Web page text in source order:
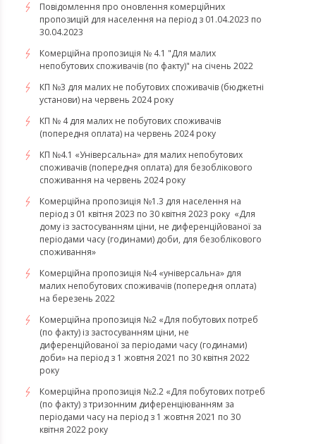
Повідомлення про оновлення комерційних
пропозицій для населення на період з 01.04.2023 по
30.04.2023
Комерційна пропозиція № 4.1 "Для малих
непобутових споживачів (по факту)" на січень 2022
КП №3 для малих не побутових споживачів (бюджетні
установи) на червень 2024 року
КП № 4 для малих не побутових споживачів
(попередня оплата) на червень 2024 року
КП №4.1 «Універсальна» для малих непобутових
споживачів (попередня оплата) для безоблікового
споживання на червень 2024 року
​​​​​​​Комерційна пропозиція №1.3 для населення на
період з 01 квітня 2023 по 30 квітня 2023 року «Для
дому із застосуванням ціни, не диференційованої за
періодами часу (годинами) доби, для безоблікового
споживання»
​​​​​​​Комерційна пропозиція №4 «універсальна» для
малих непобутових споживачів (попередня оплата)
на березень 2022
Комерційна пропозиція №2 «Для побутових потреб
(по факту) із застосуванням ціни, не
диференційованої за періодами часу (годинами)
доби» на період з 1 жовтня 2021 по 30 квітня 2022
року
Комерційна пропозиція №2.2 «Для побутових потреб
(по факту) з тризонним диференціюванням за
періодами часу на період з 1 жовтня 2021 по 30
квітня 2022 року